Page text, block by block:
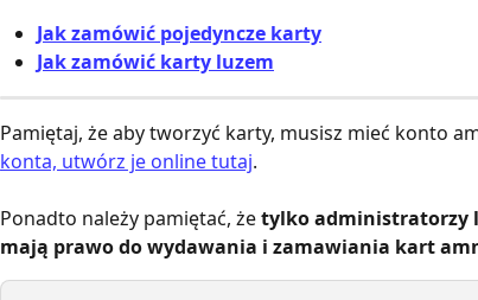
Jak zamówić pojedyncze karty
Jak zamówić karty luzem
Pamiętaj, że aby tworzyć karty, musisz mieć konto
konta, utwórz je online tutaj.
Ponadto należy pamiętać, że tylko administratorzy
mają prawo do wydawania i zamawiania kart